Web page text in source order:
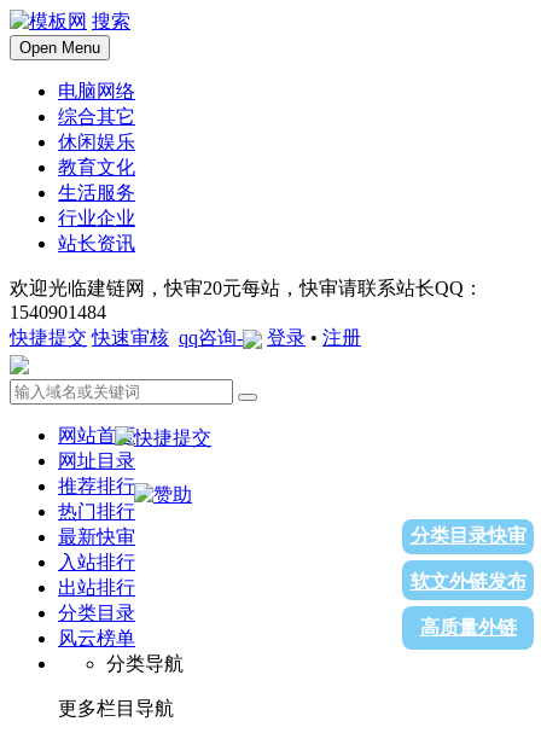
搜索
Open Menu
电脑网络
综合其它
休闲娱乐
教育文化
生活服务
行业企业
站长资讯
欢迎光临建链网，快审20元每站，快审请联系站长QQ：
1540901484
快捷提交 快速审核 qq咨询- 登录 • 注册
网站首页
网址目录
推荐排行
热门排行
最新快审
入站排行
出站排行
分类目录
风云榜单
分类导航
更多栏目导航
分类目录快审
软文外链发布
高质量外链